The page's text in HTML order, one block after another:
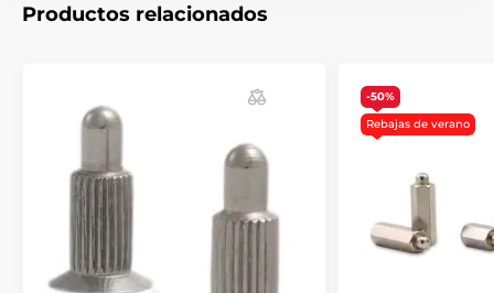
previo aviso. Las imágenes tienen únicamente
carácter ilustrativo.
El producto aparece en las categorías
Accesorios Collares antiladridos
Electrodos
Productos relacionados
-50%
Rebajas de verano